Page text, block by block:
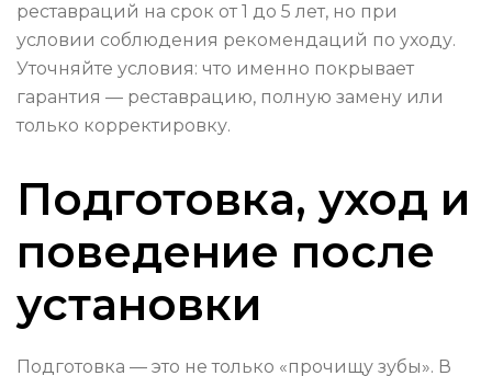
реставраций на срок от 1 до 5 лет, но при
условии соблюдения рекомендаций по уходу.
Уточняйте условия: что именно покрывает
гарантия — реставрацию, полную замену или
только корректировку.
Подготовка, уход и
поведение после
установки
Подготовка — это не только «прочищу зубы». В